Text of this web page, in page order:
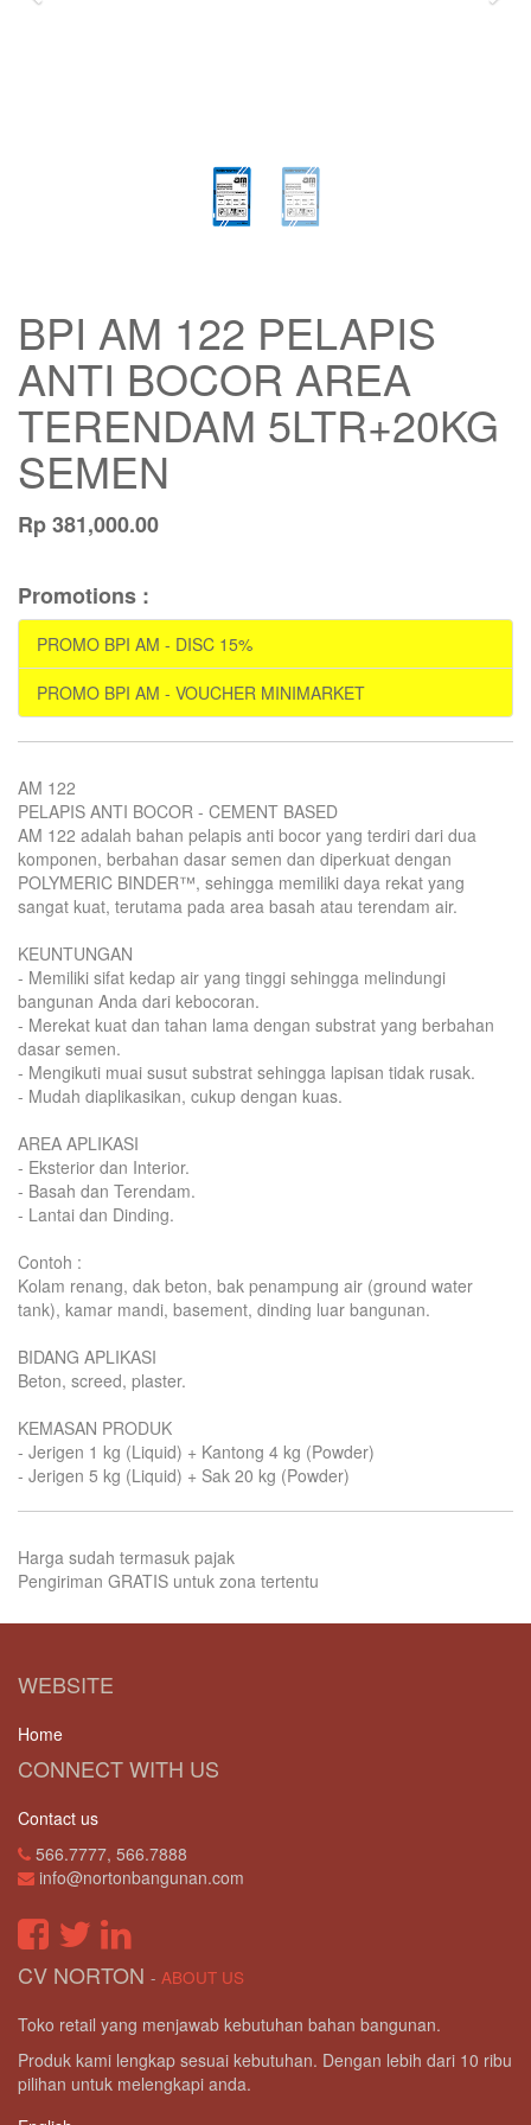
BPI AM 122 PELAPIS
ANTI BOCOR AREA
TERENDAM 5LTR+20KG
SEMEN
Rp381,000.00
Promotions :
PROMO BPI AM - DISC 15%
PROMO BPI AM - VOUCHER MINIMARKET
AM 122
PELAPIS ANTI BOCOR - CEMENT BASED
AM 122 adalah bahan pelapis anti bocor yang terdiri dari dua
komponen, berbahan dasar semen dan diperkuat dengan
POLYMERIC BINDER™, sehingga memiliki daya rekat yang
sangat kuat, terutama pada area basah atau terendam air.
KEUNTUNGAN
- Memiliki sifat kedap air yang tinggi sehingga melindungi
bangunan Anda dari kebocoran.
- Merekat kuat dan tahan lama dengan substrat yang berbahan
dasar semen.
- Mengikuti muai susut substrat sehingga lapisan tidak rusak.
- Mudah diaplikasikan, cukup dengan kuas.
AREA APLIKASI
- Eksterior dan Interior.
- Basah dan Terendam.
- Lantai dan Dinding.
Contoh :
Kolam renang, dak beton, bak penampung air (ground water
tank), kamar mandi, basement, dinding luar bangunan.
BIDANG APLIKASI
Beton, screed, plaster.
KEMASAN PRODUK
- Jerigen 1 kg (Liquid) + Kantong 4 kg (Powder)
- Jerigen 5 kg (Liquid) + Sak 20 kg (Powder)
Harga sudah termasuk pajak
Pengiriman GRATIS untuk zona tertentu
WEBSITE
Home
CONNECT WITH US
Contact us
566.7777, 566.7888
info@nortonbangunan.com
CV NORTON - ABOUT US
Toko retail yang menjawab kebutuhan bahan bangunan.
Produk kami lengkap sesuai kebutuhan. Dengan lebih dari 10 ribu
pilihan untuk melengkapi anda.